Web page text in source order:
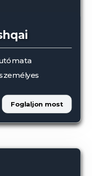
Foglaljon most